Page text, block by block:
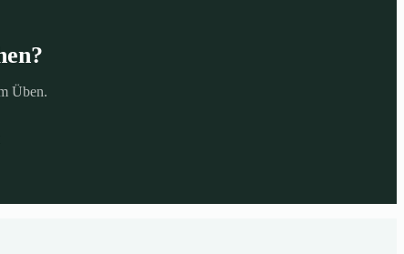
Üben.